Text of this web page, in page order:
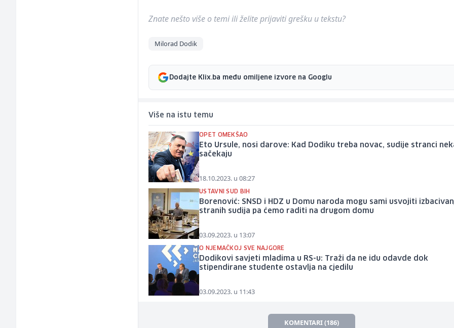
Znate nešto više o temi ili želite prijaviti grešku u tekstu?
Milorad Dodik
Dodajte Klix.ba među omiljene izvore na Googlu
Više na istu temu
OPET OMEKŠAO
Eto Ursule, nosi darove: Kad Dodiku treba novac, sudije stranci
sačekaju
18.10.2023. u 08:27
USTAVNI SUD BIH
Borenović: SNSD i HDZ u Domu naroda mogu sami usvojiti
stranih sudija pa ćemo raditi na drugom domu
03.09.2023. u 13:07
O NJEMAČKOJ SVE NAJGORE
Dodikovi savjeti mladima u RS-u: Traži da ne idu odavde dok
stipendirane studente ostavlja na cjedilu
03.09.2023. u 11:43
KOMENTARI (186)